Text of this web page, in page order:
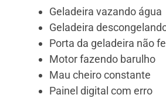
Geladeira vazando água
Geladeira
Porta da geladeira não
Motor fazendo barulho
Mau cheiro constante
Painel digital com erro